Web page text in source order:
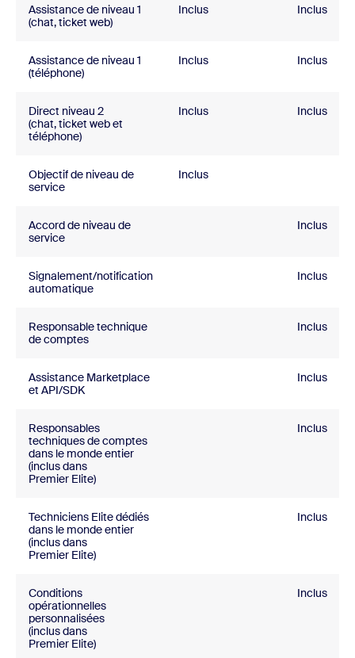
Assistance de niveau 1
(chat, ticket web)
Inclus Inclus
Assistance de niveau 1
(téléphone)
Inclus Inclus
Direct niveau 2
(chat, ticket web et
téléphone)
Inclus Inclus
Objectif de niveau de
service
Inclus
Accord de niveau de
service
Inclus
Signalement/notification
automatique
Inclus
Responsable technique
de comptes
Inclus
Assistance Marketplace
et API/SDK
Inclus
Responsables
techniques de comptes
dans le monde entier
(inclus dans
Premier Elite)
Inclus
Techniciens Elite dédiés
dans le monde entier
(inclus dans
Premier Elite)
Inclus
Conditions
opérationnelles
personnalisées
(inclus dans
Premier Elite)
Inclus